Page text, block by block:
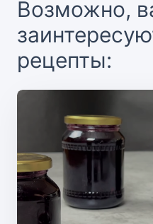
Возможно,
рецепты: